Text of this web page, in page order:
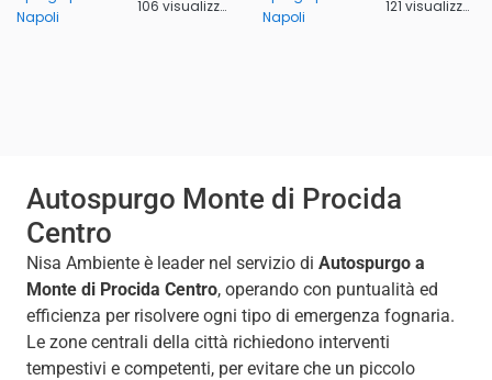
Napoli
106 visualizzazioni
Napoli
121 visualizzazioni
Autospurgo Monte di Procida
Centro
Nisa Ambiente è leader nel servizio di Autospurgo a
Monte di Procida Centro, operando con puntualità ed
efficienza per risolvere ogni tipo di emergenza fognaria.
Le zone centrali della città richiedono interventi
tempestivi e competenti, per evitare che un piccolo